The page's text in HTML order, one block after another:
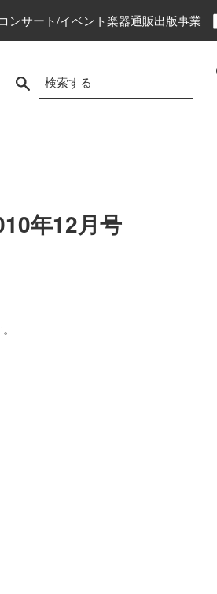
コンサート/イベント楽器通販出版事業
検索する
年12月号